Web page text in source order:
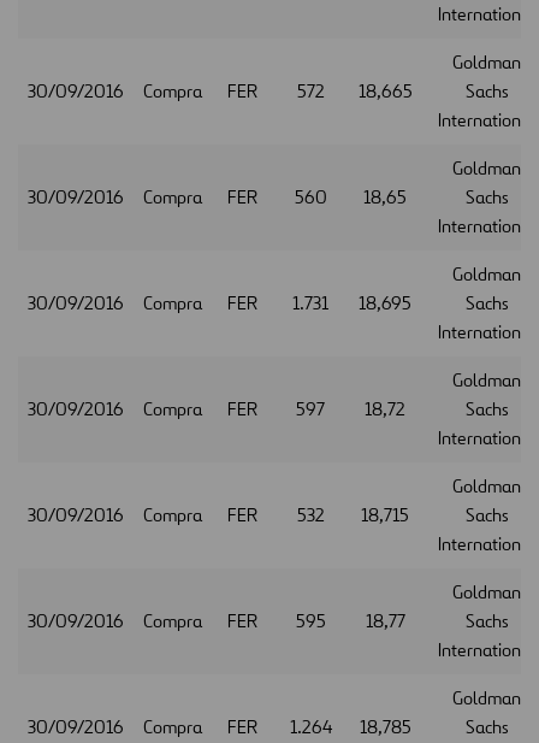
International
30/09/2016 Compra FER 572 18,665
Goldman
Sachs
International
30/09/2016 Compra FER 560 18,65
Goldman
Sachs
International
30/09/2016 Compra FER 1.731 18,695
Goldman
Sachs
International
30/09/2016 Compra FER 597 18,72
Goldman
Sachs
International
30/09/2016 Compra FER 532 18,715
Goldman
Sachs
International
30/09/2016 Compra FER 595 18,77
Goldman
Sachs
International
30/09/2016 Compra FER 1.264 18,785
Goldman
Sachs